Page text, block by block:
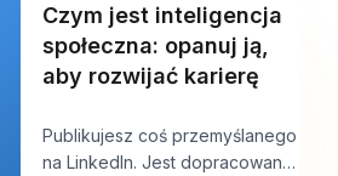
Czym jest inteligencja
społeczna: opanuj ją,
aby rozwijać karierę
Publikujesz coś przemyślanego
na LinkedIn. Jest dopracowane,